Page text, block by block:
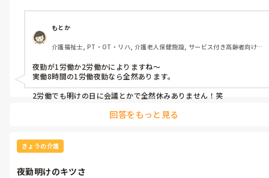
もとか
介護福祉士, PT・OT・リハ, 介護老人保健施設, サービス付き高齢者向け
夜勤が1労働か2労働かによりますね～
実働8時間の1労働夜勤なら全然あります。
2労働でも明けの日に会議とかで全然休みありません！笑
回答をもっと見る
きょうの介護
夜勤明けのキツさ